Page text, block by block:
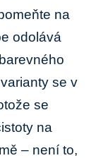
na
odolává
se v
se
na
– není to,